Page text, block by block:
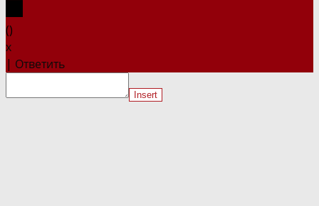
()
x
| Ответить
Insert